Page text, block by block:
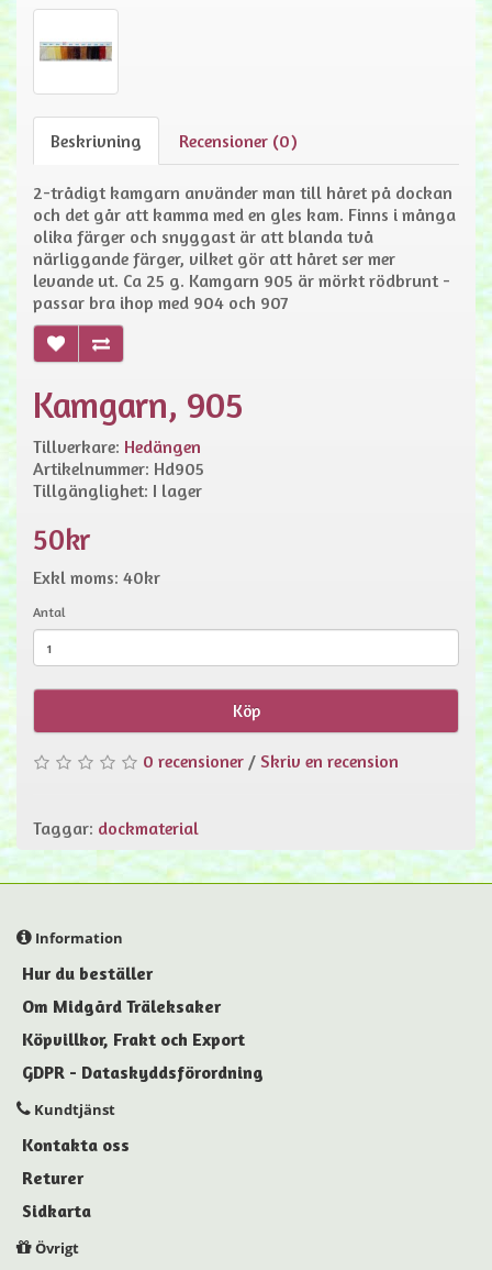
Beskrivning Recensioner (0)
2-trådigt kamgarn använder man till håret på dockan
och det går att kamma med en gles kam. Finns i många
olika färger och snyggast är att blanda två
närliggande färger, vilket gör att håret ser mer
levande ut. Ca 25 g. Kamgarn 905 är mörkt rödbrunt -
passar bra ihop med 904 och 907
Kamgarn, 905
Tillverkare: Hedängen
Artikelnummer: Hd905
Tillgänglighet: I lager
50kr
Exkl moms: 40kr
Antal
Köp
0 recensioner / Skriv en recension
Taggar: dockmaterial
Information
Hur du beställer
Om Midgård Träleksaker
Köpvillkor, Frakt och Export
GDPR - Dataskyddsförordning
Kundtjänst
Kontakta oss
Returer
Sidkarta
Övrigt